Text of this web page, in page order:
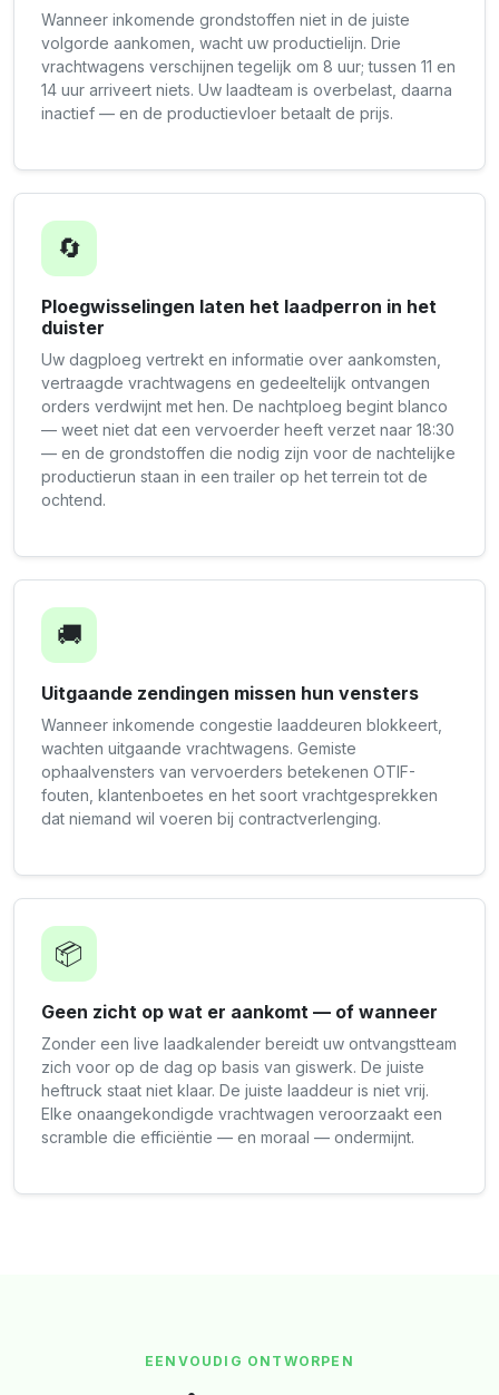
Wanneer inkomende grondstoffen niet in de juiste
volgorde aankomen, wacht uw productielijn. Drie
vrachtwagens verschijnen tegelijk om 8 uur; tussen 11 en
14 uur arriveert niets. Uw laadteam is overbelast, daarna
inactief — en de productievloer betaalt de prijs.
🔄
Ploegwisselingen laten het laadperron in het
duister
Uw dagploeg vertrekt en informatie over aankomsten,
vertraagde vrachtwagens en gedeeltelijk ontvangen
orders verdwijnt met hen. De nachtploeg begint blanco
— weet niet dat een vervoerder heeft verzet naar 18:30
— en de grondstoffen die nodig zijn voor de nachtelijke
productierun staan in een trailer op het terrein tot de
ochtend.
🚚
Uitgaande zendingen missen hun vensters
Wanneer inkomende congestie laaddeuren blokkeert,
wachten uitgaande vrachtwagens. Gemiste
ophaalvensters van vervoerders betekenen OTIF-
fouten, klantenboetes en het soort vrachtgesprekken
dat niemand wil voeren bij contractverlenging.
📦
Geen zicht op wat er aankomt — of wanneer
Zonder een live laadkalender bereidt uw ontvangstteam
zich voor op de dag op basis van giswerk. De juiste
heftruck staat niet klaar. De juiste laaddeur is niet vrij.
Elke onaangekondigde vrachtwagen veroorzaakt een
scramble die efficiëntie — en moraal — ondermijnt.
EENVOUDIG ONTWORPEN